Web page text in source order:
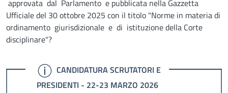
approvata dal Parlamento e pubblicata nella Gazzetta
Ufficiale del 30 ottobre 2025 con il titolo "Norme in materia di
ordinamento giurisdizionale e di istituzione della Corte
disciplinare"?
INFORMAZIONI
CANDIDATURA SCRUTATORI E
PRESIDENTI - 22-23 MARZO 2026